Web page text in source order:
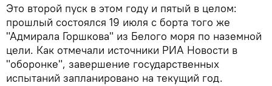
Это второй пуск в этом году и пятый в целом:
прошлый состоялся 19 июля с борта того же
"Адмирала Горшкова" из Белого моря по наземной
цели. Как отмечали источники РИА Новости в
"оборонке", завершение государственных
испытаний запланировано на текущий год.